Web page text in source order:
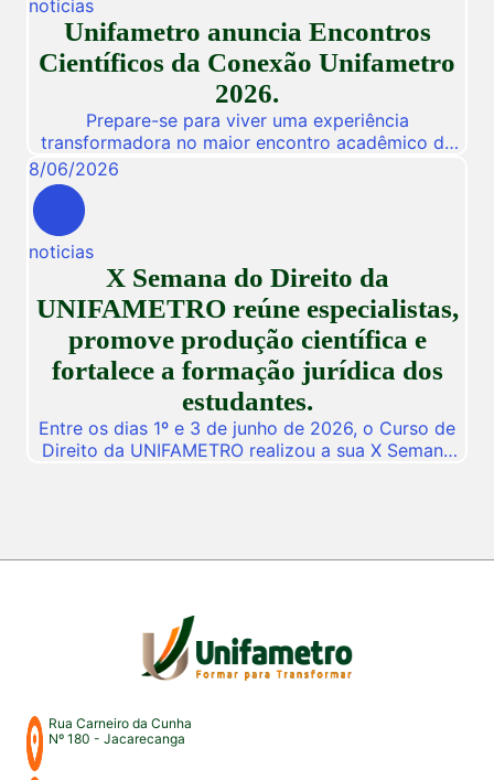
workshops online e gratuitos voltados para alunos,
egressos e público interessado. […]
noticias
Unifametro anuncia Encontros
Científicos da Conexão Unifametro
2026.
Prepare-se para viver uma experiência
transformadora no maior encontro acadêmico da
nossa instituição! De 03 a 05 de Novembro de
2026, a Unifametro abre suas portas para a
Conexão Unifametro 2026, um evento presencial
dedicado a fomentar a inovação, a troca de
vivências profissionais e a disseminação de
descobertas científicas. Com o propósito central
de […]
8/06/2026
noticias
X Semana do Direito da
UNIFAMETRO reúne especialistas,
promove produção científica e
fortalece a formação jurídica dos
estudantes.
Entre os dias 1º e 3 de junho de 2026, o Curso de
Direito da UNIFAMETRO realizou a sua X Semana
professores, profissionais do Direito e convidados
Rua Carneiro da Cunha
Nº 180 - Jacarecanga